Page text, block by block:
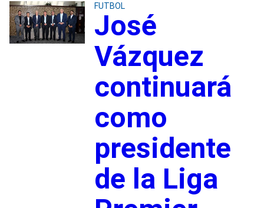
FUTBOL
José
Vázquez
continuará
como
presidente
de la Liga